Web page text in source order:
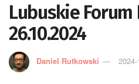
Lubuskie Forum
26.10.2024
Daniel Rutkowski